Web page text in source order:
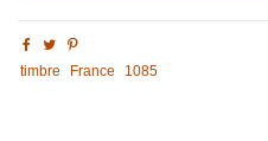
timbre France 1085